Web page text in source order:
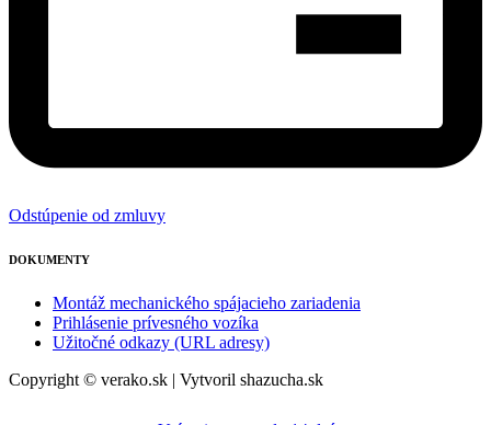
Odstúpenie od zmluvy
DOKUMENTY
Montáž mechanického spájacieho zariadenia
Prihlásenie prívesného vozíka
Užitočné odkazy (URL adresy)
Copyright © verako.sk | Vytvoril shazucha.sk